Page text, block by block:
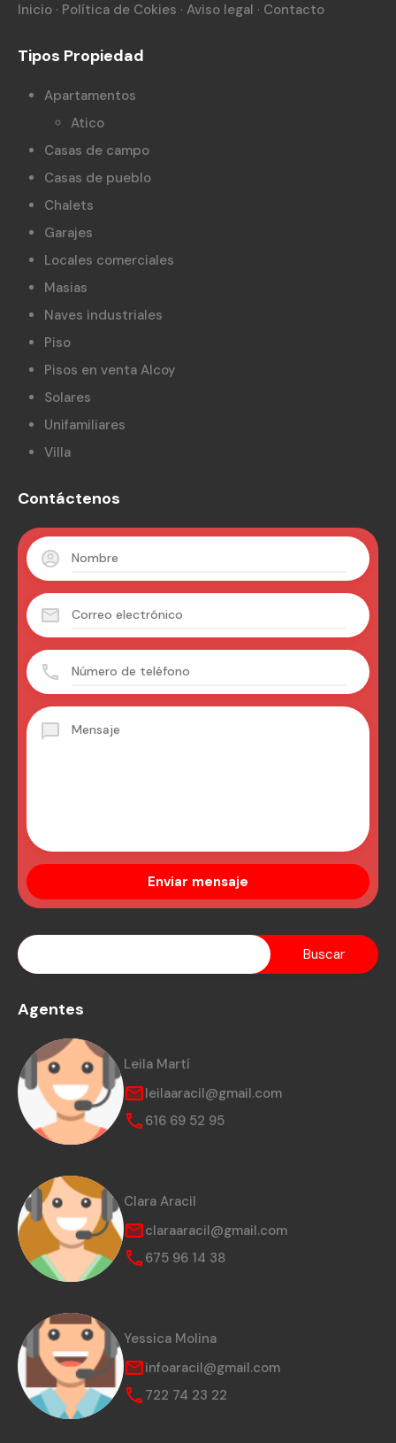
Inicio · Política de Cokies · Aviso legal · Contacto
Tipos Propiedad
Apartamentos
Atico
Casas de campo
Casas de pueblo
Chalets
Garajes
Locales comerciales
Masias
Naves industriales
Piso
Pisos en venta Alcoy
Solares
Unifamiliares
Villa
Contáctenos
Agentes
Leila Martí
leilaaracil@gmail.com
616 69 52 95
Clara Aracil
claraaracil@gmail.com
675 96 14 38
Yessica Molina
infoaracil@gmail.com
722 74 23 22